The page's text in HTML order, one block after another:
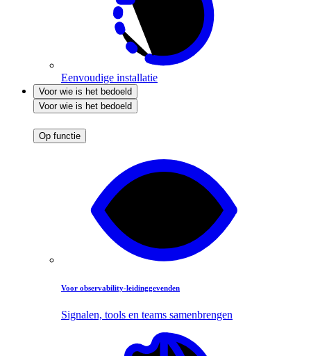
Eenvoudige installatie
Voor wie is het bedoeld
Voor wie is het bedoeld
Op functie
Voor observability-leidinggevenden
Signalen, tools en teams samenbrengen